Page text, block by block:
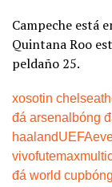
Campeche está
Quintana Roo
peldaño 25.
xosotin chelsea
đá arsenal bóng
haalandUEFA
vivofutemax
đá world cup